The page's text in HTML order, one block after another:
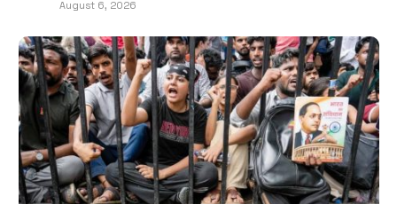
August 6, 2026